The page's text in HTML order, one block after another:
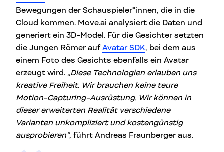
Bewegungen der Schauspieler*innen, die in die
Cloud kommen. Move.ai analysiert die Daten und
generiert ein 3D-Model. Für die Gesichter setzten
die Jungen Römer aufAvatar SDK, bei dem aus
einem Foto des Gesichts ebenfalls ein Avatar
erzeugt wird. „Diese Technologien erlauben uns
kreative Freiheit. Wir brauchen keine teure
Motion-Capturing-Ausrüstung. Wir können in
dieser erweiterten Realität verschiedene
Varianten unkompliziert und kostengünstig
ausprobieren“, führt Andreas Fraunberger aus.